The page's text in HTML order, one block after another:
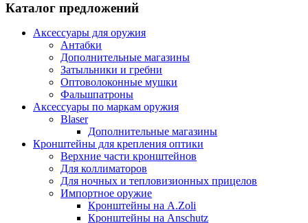
Каталог предложений
Аксессуары для оружия
Антабки
Дополнительные магазины
Затыльники и гребни
Оптоволоконные мушки
Фальшпатроны
Аксессуары по маркам оружия
Blaser
Дополнительные магазины
Кронштейны для крепления оптики
Верхние части кронштейнов
Для коллиматоров
Для ночных и тепловизионных прицелов
Импортное оружие
Кронштейны на A.Zoli
Кронштейны на Anschutz